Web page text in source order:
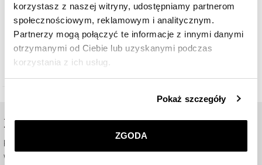
korzystasz z naszej witryny, udostępniamy partnerom
społecznościowym, reklamowym i analitycznym.
Partnerzy mogą połączyć te informacje z innymi danymi
otrzymanymi od Ciebie lub uzyskanymi podczas
korzystania z ich usług.
przez nas plików cookie znajdziesz wPolityce
prywatności.
Pokaż szczegóły
ZGODA
Bransoletka z mosiądzu pozłacana z agatami, kamieniami słonecznymi i
szklanymi detalami - rozeta
169 zł
ZAKUPY ONLINE
Pomoc - częste pytania
Wysyłka i płatność